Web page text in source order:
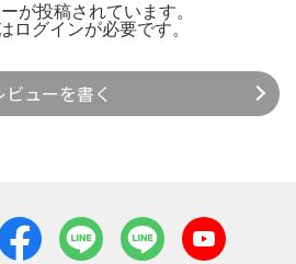
が投稿されています。
ログインが必要です。
ビューを書く